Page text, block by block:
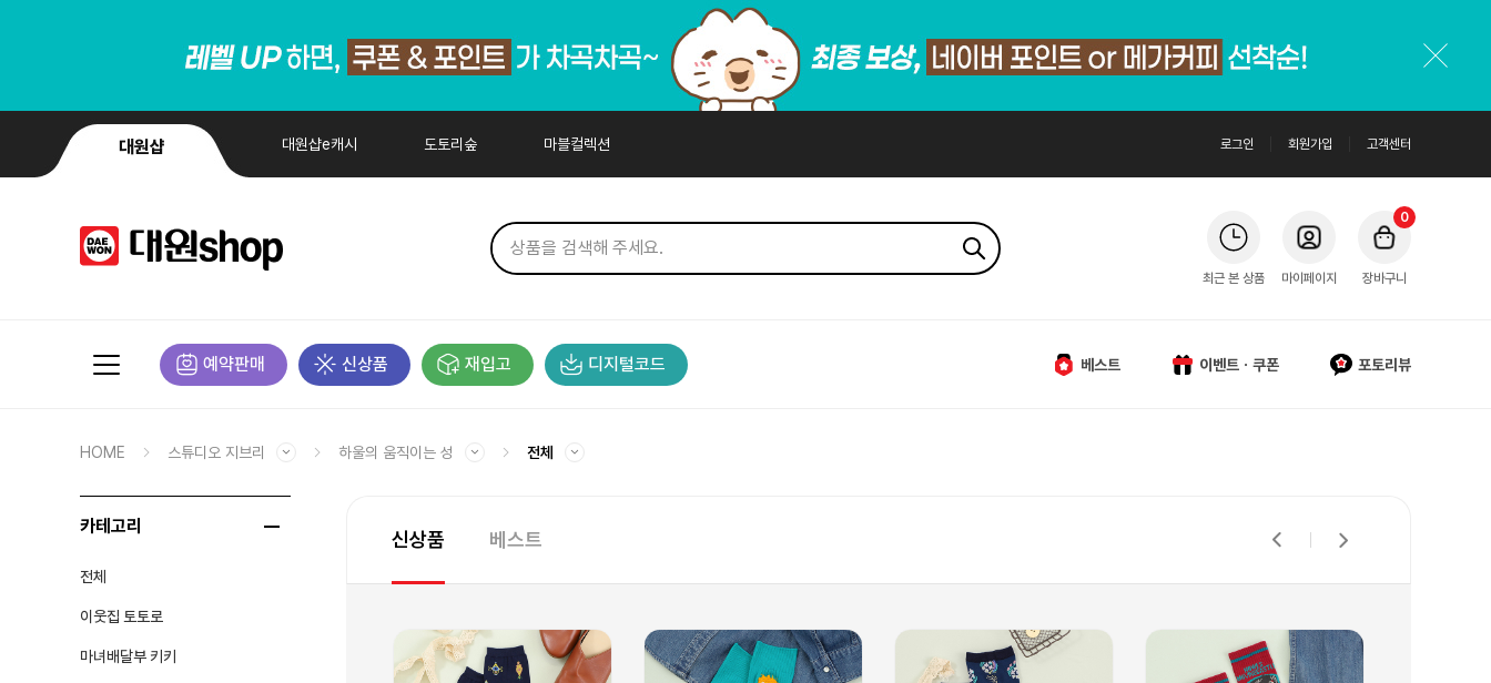
대원샵 대원샵e캐시 도토리숲 마블컬렉션 로그인 회원가입 고객센터
최근 본 상품 마이페이지 장바구니
0
예약판매 신상품 재입고 디지털코드 베스트 이벤트ㆍ쿠폰 포토리뷰
HOME 스튜디오 지브리 하울의 움직이는 성 전체
카테고리
전체
이웃집 토토로
마녀배달부 키키
신상품 베스트
신규